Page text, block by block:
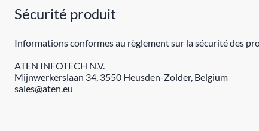
Sécurité produit
Informations conformes au règlement sur la sécurité des
ATEN INFOTECH N.V.
Mijnwerkerslaan 34, 3550 Heusden-Zolder, Belgium
sales@aten.eu